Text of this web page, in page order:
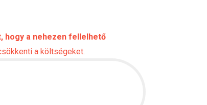
hogy a nehezen fellelhető
a költségeket.